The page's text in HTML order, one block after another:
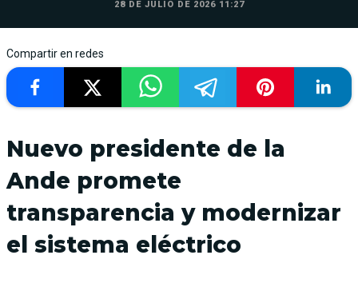
28 DE JULIO DE 2026 11:27
Compartir en redes
Nuevo presidente de la
Ande promete
transparencia y modernizar
el sistema eléctrico